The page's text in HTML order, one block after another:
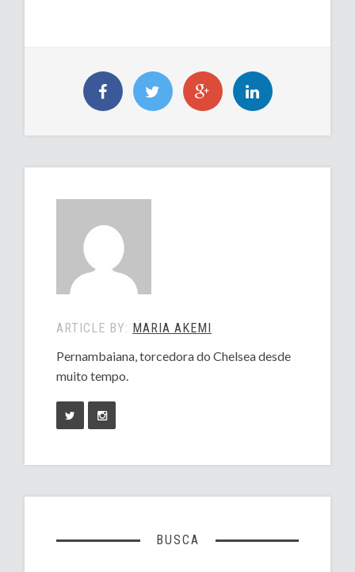
ARTICLE BY: MARIA AKEMI
Pernambaiana, torcedora do Chelsea desde
muito tempo.
BUSCA